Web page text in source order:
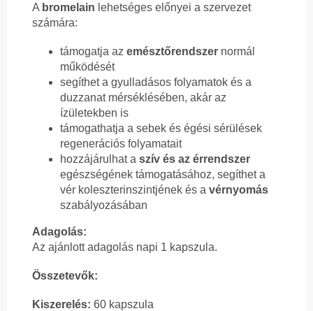
A bromelain lehetséges előnyei a szervezet
számára:
támogatja az emésztőrendszer normál
működését
segíthet a gyulladásos folyamatok és a
duzzanat mérséklésében, akár az
ízületekben is
támogathatja a sebek és égési sérülések
regenerációs folyamatait
hozzájárulhat a szív és az érrendszer
egészségének támogatásához, segíthet a
vér koleszterinszintjének és a vérnyomás
szabályozásában
Adagolás:
Az ajánlott adagolás napi 1 kapszula.
Összetevők:
Kiszerelés: 60 kapszula